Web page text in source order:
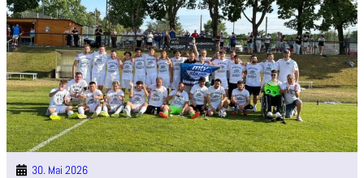
30. Mai 2026